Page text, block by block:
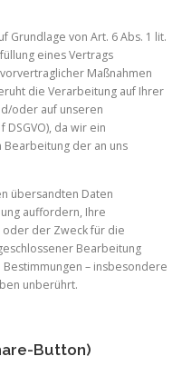
Grundlage von Art. 6 Abs. 1 lit.
eines Vertrags
Maßnahmen
die Verarbeitung auf Ihrer
oder auf unseren
da wir ein
der an uns
übersandten Daten
auffordern, Ihre
oder der Zweck für die
Bearbeitung
– insbesondere
unberührt.
Button)